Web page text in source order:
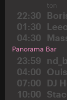
ton
22:30
01:30
04:30
Panorama Bar
23:59
04:00
07:00
DJ
10:00